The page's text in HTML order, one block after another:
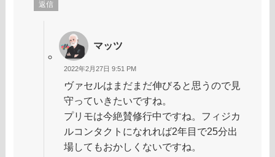
返信
マッツ
2022年2月27日 9:51 PM
ヴァセルはまだまだ伸びると思うので見
守っていきたいですね。
プリモは今絶賛修行中ですね。フィジカ
ルコンタクトになれれば2年目で25分出
場してもおかしくないですね。